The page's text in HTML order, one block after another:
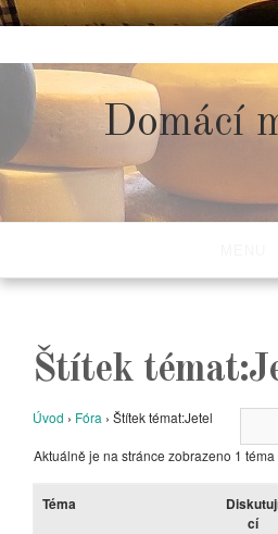
to
content
Domácí
Štítek
Úvod › Fóra › Štítek témat:Jetel
Aktuálně je na stránce zobrazeno 1 téma
Téma
cí